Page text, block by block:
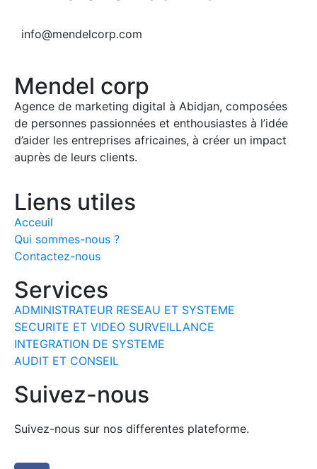
info@mendelcorp.com
Mendel corp
Agence de marketing digital à Abidjan, composées
de personnes passionnées et enthousiastes à l’idée
d’aider les entreprises africaines, à créer un impact
auprès de leurs clients.
Liens utiles
Acceuil
Qui sommes-nous ?
Contactez-nous
Services
ADMINISTRATEUR RESEAU ET SYSTEME
SECURITE ET VIDEO SURVEILLANCE
INTEGRATION DE SYSTEME
AUDIT ET CONSEIL
Suivez-nous
Suivez-nous sur nos differentes plateforme.